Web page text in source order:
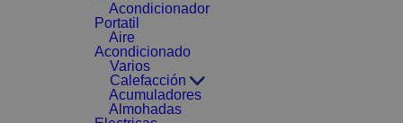
Acondicionador
Portatil
Aire
Acondicionado
Varios
Calefacción
Acumuladores
Almohadas